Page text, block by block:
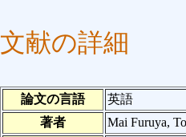
文献の詳細
論文の言語
英語
著者
Mai Furuya,